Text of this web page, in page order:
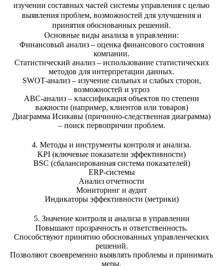
изучении составных частей системы управления с целью
выявления проблем, возможностей для улучшения и
принятия обоснованных решений.
Основные виды анализа в управлении:
Финансовый анализ – оценка финансового состояния
компании.
Статистический анализ – использование статистических
методов для интерпретации данных.
SWOT-анализ – изучение сильных и слабых сторон,
возможностей и угроз
ABC-анализ – классификация объектов по степени
важности (например, клиентов или товаров)
Диаграмма Исикавы (причинно-следственная диаграмма)
– поиск первопричин проблем.
4. Методы и инструменты контроля и анализа.
KPI (ключевые показатели эффективности)
BSC (сбалансированная система показателей)
ERP-системы
Анализ отчетности
Мониторинг и аудит
Индикаторы эффективности (метрики)
5. Значение контроля и анализа в управлении
Повышают прозрачность и ответственность.
Способствуют принятию обоснованных управленческих
решений.
Позволяют своевременно выявлять проблемы и принимать
меры.